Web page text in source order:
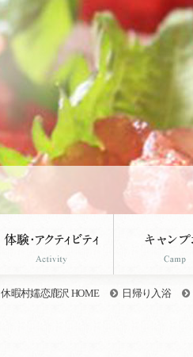
休暇村嬬恋鹿沢 HOME 日帰り入浴